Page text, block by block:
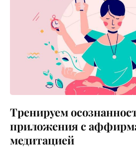
Тренируем
приложения с
медитацией